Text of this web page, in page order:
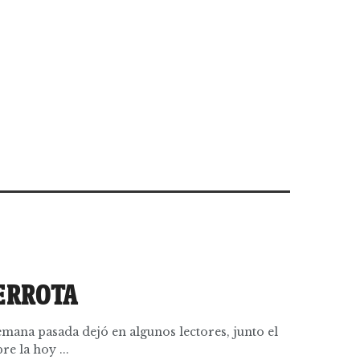
pasada dejó en algunos lectores, junto el
la hoy ...